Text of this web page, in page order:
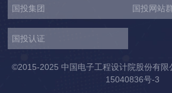
国投集团 国投网站
国投认证
©2015-2025 中国电子工程设计院股份有限
15040836号-3